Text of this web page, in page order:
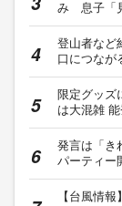
み 息子「
登山者など
口につな
限定グッズ
は大混雑
発言は「き
パーティー
【台風情